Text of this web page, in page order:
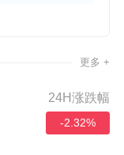
更多 +
24H涨跌幅
-2.32%